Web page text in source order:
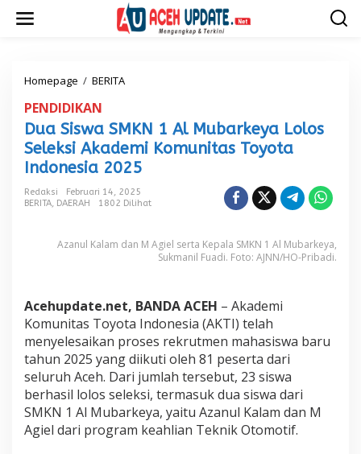
Homepage / BERITA
S
s
w
S
M
N
u
b
a
r
e
y
a
L
PENDIDIKAN
Dua Siswa SMKN 1 Al Mubarkeya Lolos
Seleksi Akademi Komunitas Toyota
Indonesia 2025
Redaksi
Februari 14, 2025
BERITA, DAERAH 1802 Dilihat
Azanul Kalam dan M Agiel serta Kepala SMKN 1 Al Mubarkeya,
Sukmanil Fuadi. Foto: AJNN/HO-Pribadi.
Acehupdate.net, BANDA ACEH – Akademi
Komunitas Toyota Indonesia (AKTI) telah
menyelesaikan proses rekrutmen mahasiswa baru
tahun 2025 yang diikuti oleh 81 peserta dari
seluruh Aceh. Dari jumlah tersebut, 23 siswa
berhasil lolos seleksi, termasuk dua siswa dari
SMKN 1 Al Mubarkeya, yaitu Azanul Kalam dan M
Agiel dari program keahlian Teknik Otomotif.